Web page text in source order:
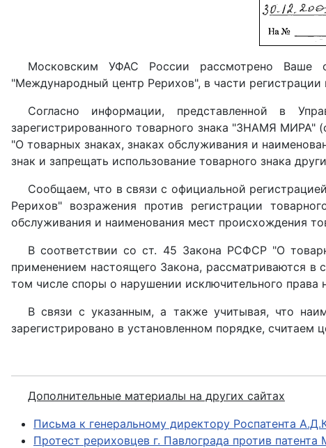
Московским УФАС России рассмотрено Ваше
"Международный центр Рерихов", в части
Согласно информации, представленной в
зарегистрированного товарного знака "ЗНАМЯ МИРА"
"О товарных знаках, знаках обслуживания и
знак и запрещать использование товарного знака
Сообщаем, что в связи с официальной
Рерихов" возражения против регистрации
обслуживания и наименования мест происхождения
В соответствии со ст. 45 Закона РСФСР "О
применением настоящего Закона, рассматриваются в
том числе споры о нарушении исключительного права
В связи с указанным, а также учитывая, что
зарегистрировано в установленном порядке, считаем
Дополнительные материалы на других сайтах
Письма к генеральному директору Роспатента
Протест рериховцев г. Павлограда против